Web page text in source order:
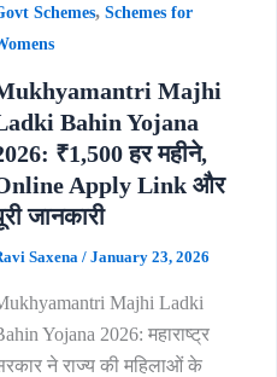
Schemes, Schemes for
Majhi
Bahin Yojana
₹1,500 हर महीने,
Apply Link और
जानकारी
Saxena / January 23, 2026
Majhi Ladki
Yojana 2026: महाराष्ट्र
ने राज्य की महिलाओं के